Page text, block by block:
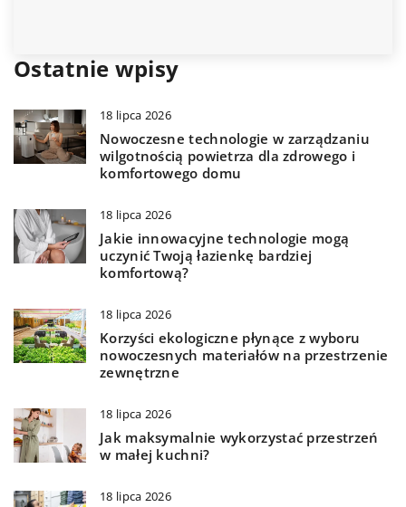
Ostatnie wpisy
18 lipca 2026
Nowoczesne technologie w zarządzaniu
wilgotnością powietrza dla zdrowego i
komfortowego domu
18 lipca 2026
Jakie innowacyjne technologie mogą
uczynić Twoją łazienkę bardziej
komfortową?
18 lipca 2026
Korzyści ekologiczne płynące z wyboru
nowoczesnych materiałów na przestrzenie
zewnętrzne
18 lipca 2026
Jak maksymalnie wykorzystać przestrzeń
w małej kuchni?
18 lipca 2026